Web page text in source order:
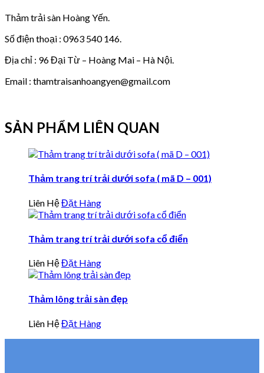
Thảm trải sàn Hoàng Yến.
Số điện thoại : 0963 540 146.
Địa chỉ : 96 Đại Từ – Hoàng Mai – Hà Nội.
Email : thamtraisanhoangyen@gmail.com
SẢN PHẨM LIÊN QUAN
Thảm trang trí trải dưới sofa ( mã D – 001)
Liên HệĐặt Hàng
Thảm trang trí trải dưới sofa cổ điển
Liên HệĐặt Hàng
Thảm lông trải sàn đẹp
Liên HệĐặt Hàng